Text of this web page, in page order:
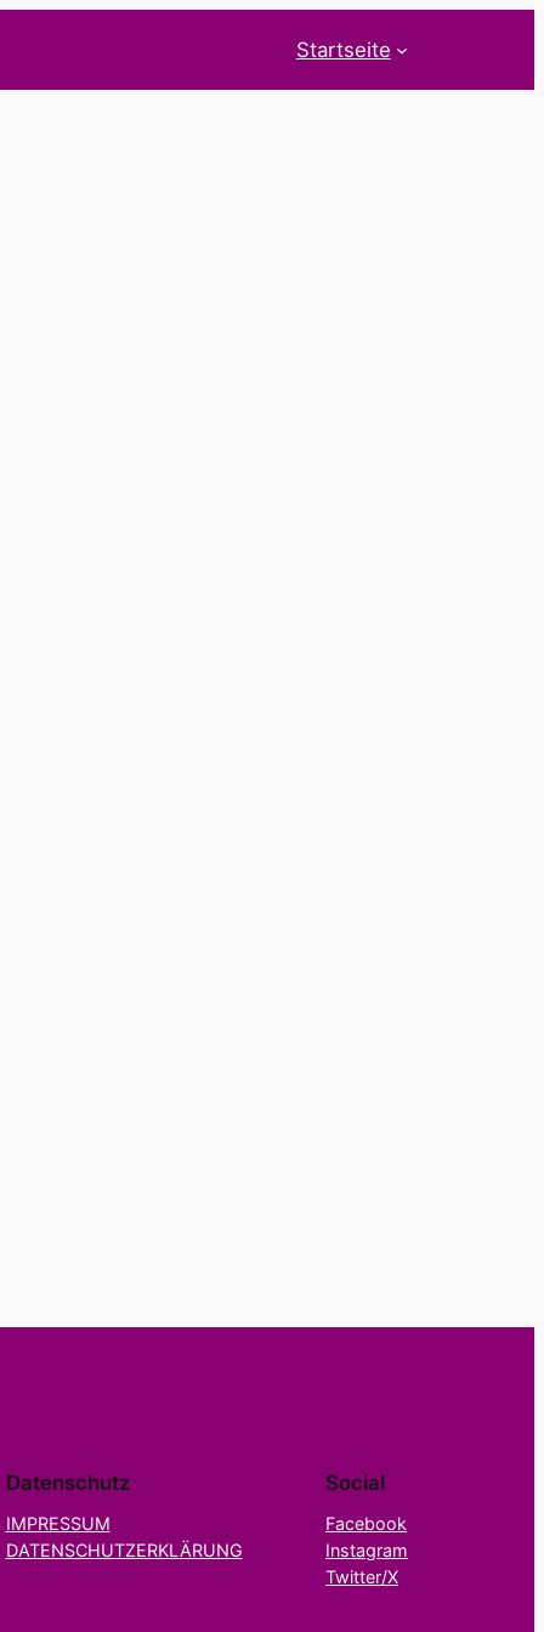
Startseite
Datenschutz
IMPRESSUM
DATENSCHUTZERKLÄRUNG
Social
Facebook
Instagram
Twitter/X